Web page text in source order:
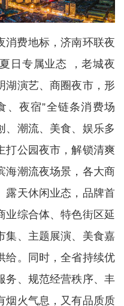
消费地标，济南环联夜
日专属业态 ，老城夜
湖演艺、商圈夜市，形
、夜宿”全链条消费场
、潮流、美食、娱乐多
打公园夜市，解锁清爽
海潮流夜场景，各大商
露天休闲业态，品牌首
业综合体、特色街区延
集、主题展演、美食嘉
给。同时，全省持续优
务、规范经营秩序、丰
烟火气息，又有品质质